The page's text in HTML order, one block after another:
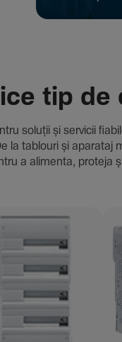
tip de
soluții și servicii
la tablouri și
a alimenta, proteja